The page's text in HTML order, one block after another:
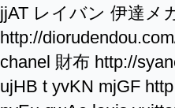
jjAT レイバン 伊達メ
http://
chanel 財布 http://
ujHB t yvKN mjGF